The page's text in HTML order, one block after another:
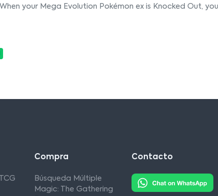
your Mega Evolution Pokémon ex is Knocked Out,
Compra
Búsqueda Múltiple
Magic: The Gathering
Contacto